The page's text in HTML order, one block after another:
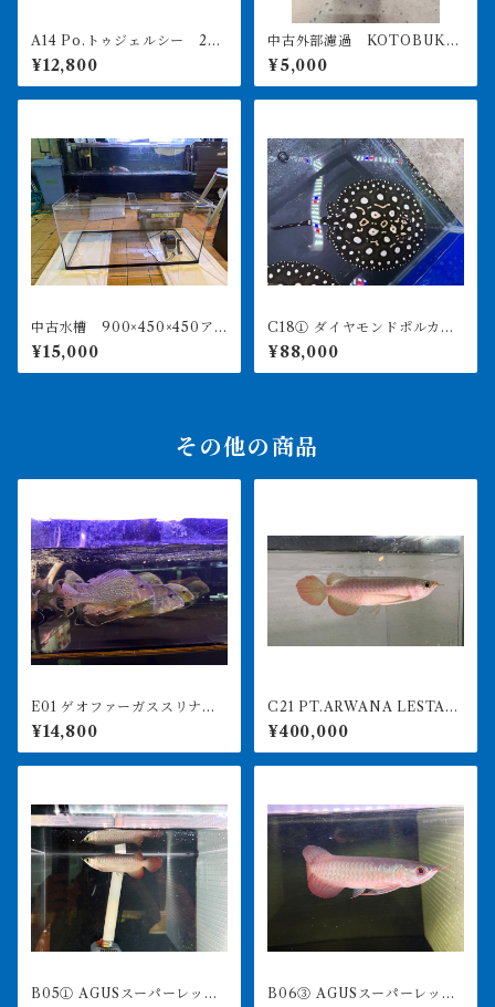
A14 Po.トゥジェルシー 20
㎝前後
¥12,800
中古外部濾過 KOTOBUKI
POWERBOX V1200 引き取
り限定
¥5,000
中古水槽 900×450×450ア
クリル水槽 上部濾過セット
¥15,000
C18① ダイヤモンドポルカ
アルビノヘテロ 体盤16㎝前
後 ♀
¥88,000
その他の商品
E01 ゲオファーガススリナメ
ンシス 24-26㎝前後 大き
め レッドゲオファーガス
¥14,800
C21 PT.ARWANA LESTARI
最高峰紅龍 アブソリュート
レッド 18㎝前後 260-005
151 アグスファーム
¥400,000
B05① AGUSスーパーレッド
B06③ AGUSスーパーレッド